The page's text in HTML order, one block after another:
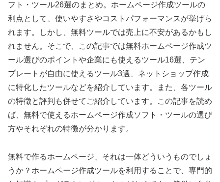
フト・ツール26選のまとめ。ホームページ作成ツールの
利点として、使いやすさやコストパフォーマンスが挙げら
れます。しかし、無料ツールでは売上に不安があるかもし
れません。そこで、この記事では無料ホームページ作成ツ
ール選びのポイントや企業にも使えるツール16選、テン
プレートが自由に使えるツール3選、ネットショップ作成
に特化したツールなどを紹介しています。また、各ツール
の特徴と評判も併せてご紹介しています。この記事を読め
ば、無料で使えるホームページ作成ソフト・ツールの選び
方やそれぞれの特徴が分かります。
無料で作るホームページ、それは一体どういうものでしょ
うか？ホームページ作成ツールを利用することで、専門的